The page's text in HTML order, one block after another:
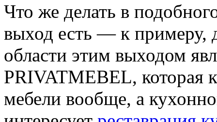
Что же делать в
выход есть — к
области этим выходом
PRIVATMEBEL, которая
мебели вообще, а